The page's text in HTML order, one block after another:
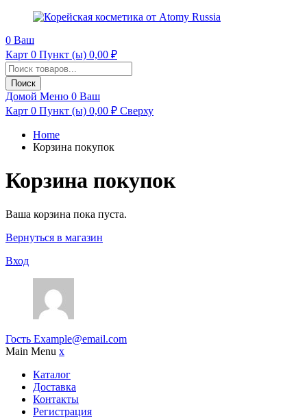
0 Ваш
Карт 0 Пункт (ы) 0,00 ₽
Поиск
продуктов
Поиск
Домой Меню 0 Ваш
Карт 0 Пункт (ы) 0,00 ₽ Сверху
Home
Корзина покупок
Корзина покупок
Ваша корзина пока пуста.
Вернуться в магазин
Вход
Гость Example@email.com
Main Menu x
Каталог
Доставка
Контакты
Регистрация